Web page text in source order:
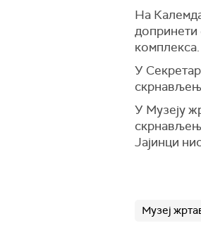
На
допринети
комплекса.
У
У Музеју
Јајинци
Музеј